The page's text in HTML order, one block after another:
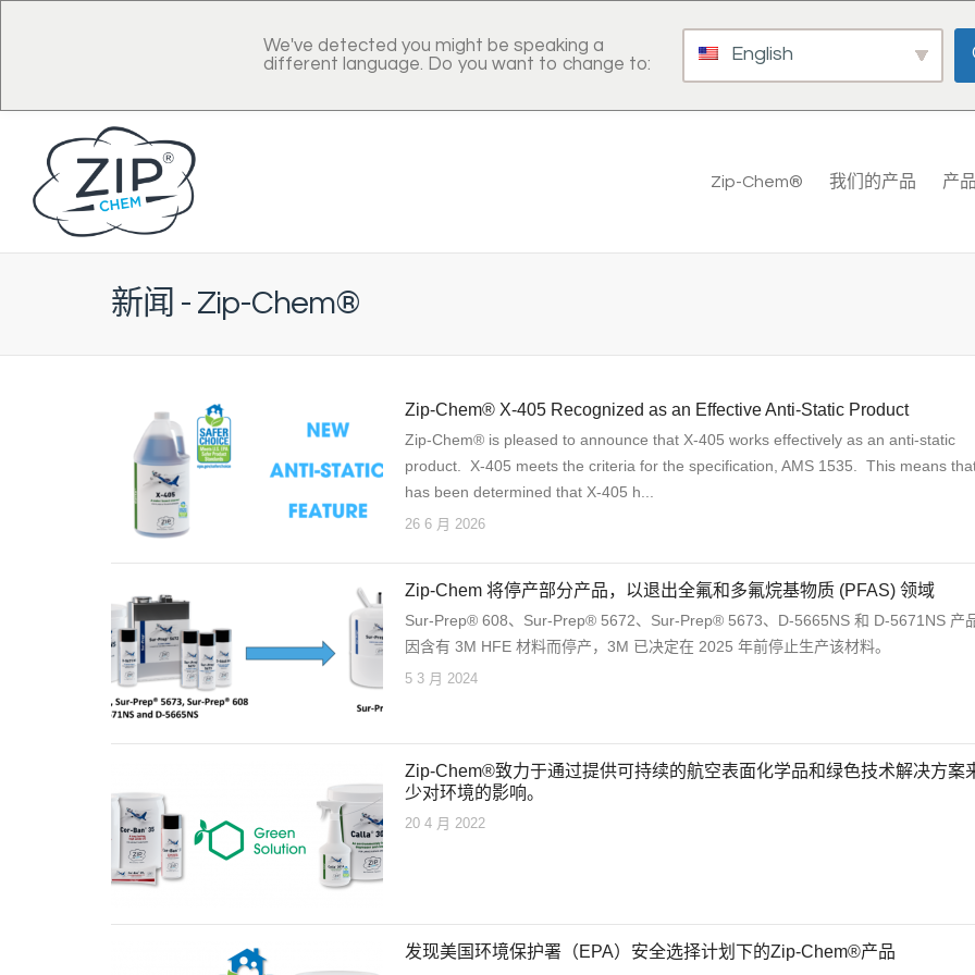
We've detected you might be speaking a
different language. Do you want to change to:
English
Zip-Chem® 我们的产品 产
新闻 - Zip-Chem®
Zip-Chem® X-405 Recognized as an Effective Anti-Static Product
Zip-Chem® is pleased to announce that X-405 works effectively as an anti-static
product. X-405 meets the criteria for the specification, AMS 1535. This means
has been determined that X-405 h...
26 6 月 2026
Zip-Chem 将停产部分产品，以退出全氟和多氟烷基物质 (PFAS) 领域
Sur-Prep® 608、Sur-Prep® 5672、Sur-Prep® 5673、D-5665NS 和 D-5671NS 产
因含有 3M HFE 材料而停产，3M 已决定在 2025 年前停止生产该材料。
5 3 月 2024
Zip-Chem®致力于通过提供可持续的航空表面化学品和绿色技术解决方案
少对环境的影响。
20 4 月 2022
发现美国环境保护署（EPA）安全选择计划下的Zip-Chem®产品